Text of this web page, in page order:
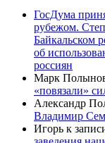
ГосДума
рубежом.
Байкальском
об
россиян
Марк
«повязали»
Александр
Владимир
Игорь к